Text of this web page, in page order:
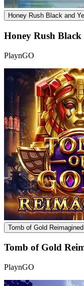
Honey Rush Black and
Honey Rush Black
PlaynGO
Tomb of Gold
Tomb of Gold
PlaynGO